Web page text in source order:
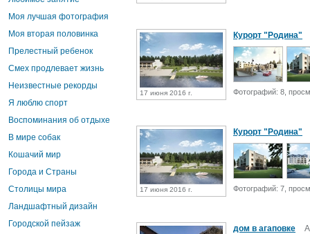
Моя лучшая фотография
Моя вторая половинка
Прелестный ребенок
Смех продлевает жизнь
Неизвестные рекорды
Я люблю спорт
Воспоминания об отдыхе
В мире собак
Кошачий мир
Города и Страны
Столицы мира
Ландшафтный дизайн
Городской пейзаж
17 июня 2016 г.
Курорт "Родина"
Фотографий: 8,
17 июня 2016 г.
Курорт "Родина"
Фотографий: 7,
дом в агаповке